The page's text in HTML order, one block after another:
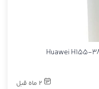
2 ماه قبل